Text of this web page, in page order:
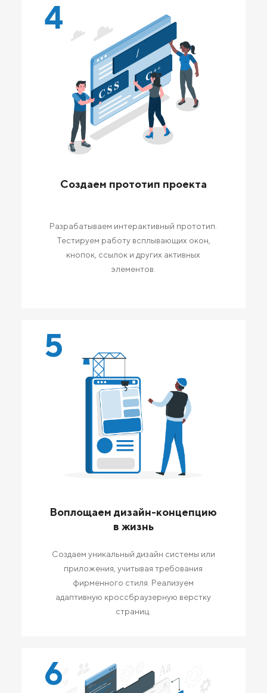
4
Создаем прототип проекта
Разрабатываем интерактивный прототип.
Тестируем работу всплывающих окон,
кнопок, ссылок и других активных
элементов.
5
Воплощаем дизайн-концепцию
в жизнь
Создаем уникальный дизайн системы или
приложения, учитывая требования
фирменного стиля. Реализуем
адаптивную кроссбраузерную верстку
страниц.
6